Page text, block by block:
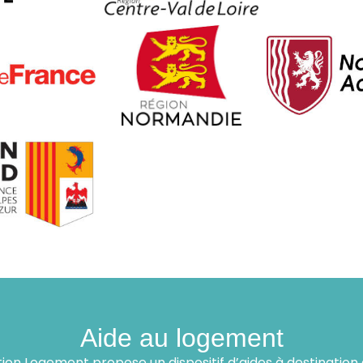
Aide au logement